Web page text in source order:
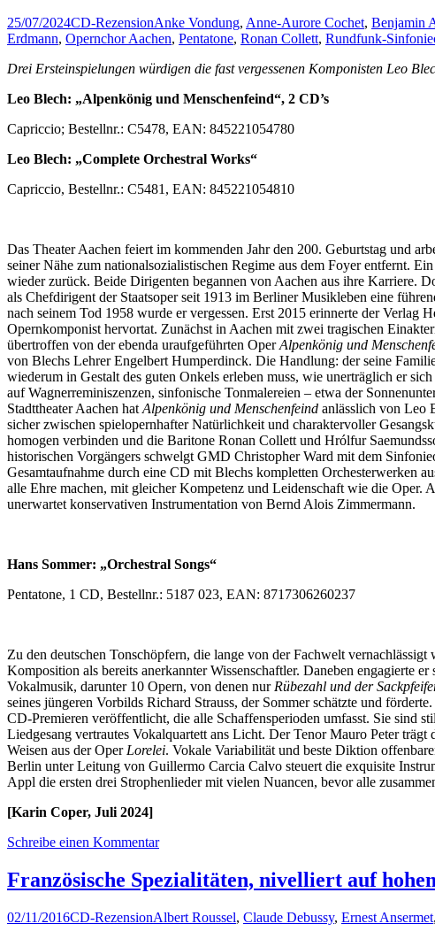
25/07/2024CD-RezensionAnke Vondung, Anne-Aurore Cochet, Benjamin
Erdmann, Opernchor Aachen, Pentatone, Ronan Collett, Rundfunk-
Drei Ersteinspielungen würdigen die fast vergessenen Komponisten Leo
Leo Blech: „Alpenkönig und Menschenfeind“, 2 CD’s
Capriccio; Bestellnr.: C5478, EAN: 845221054780
Leo Blech: „Complete Orchestral Works“
Capriccio, Bestellnr.: C5481, EAN: 845221054810
Das Theater Aachen feiert im kommenden Jahr den 200. Geburtstag und
seiner Nähe zum nationalsozialistischen Regime aus dem Foyer entfernt.
wieder zurück. Beide Dirigenten begannen von Aachen aus ihre Karriere.
als Chefdirigent der Staatsoper seit 1913 im Berliner Musikleben eine
nach seinem Tod 1958 wurde er vergessen. Erst 2015 erinnerte der Verlag
Opernkomponist hervortat. Zunächst in Aachen mit zwei tragischen
übertroffen von der ebenda uraufgeführten OperAlpenkönig und
von Blechs Lehrer Engelbert Humperdinck. Die Handlung: der seine
wiederum in Gestalt des guten Onkels erleben muss, wie unerträglich er
auf Wagnerreminiszenzen, sinfonische Tonmalereien – etwa der
Stadttheater Aachen hat Alpenkönig und Menschenfeind anlässlich von Leo
sicher zwischen spielopernhafter Natürlichkeit und charaktervoller
homogen verbinden und die Baritone Ronan Collett und Hrólfur
historischen Vorgängers schwelgt GMD Christopher Ward mit dem
Gesamtaufnahme durch eine CD mit Blechs kompletten Orchesterwerken
alle Ehre machen, mit gleicher Kompetenz und Leidenschaft wie die Oper.
unerwartet konservativen Instrumentation von Bernd Alois Zimmermann.
Hans Sommer: „Orchestral Songs“
Pentatone, 1 CD, Bestellnr.: 5187 023, EAN: 8717306260237
Zu den deutschen Tonschöpfern, die lange von der Fachwelt
Komposition als bereits anerkannter Wissenschaftler. Daneben engagierte
Vokalmusik, darunter 10 Opern, von denen nur Rübezahl und der
seines jüngeren Vorbilds Richard Strauss, der Sommer schätzte und
CD-Premieren veröffentlicht, die alle Schaffensperioden umfasst. Sie sind
Liedgesang vertrautes Vokalquartett ans Licht. Der Tenor Mauro Peter trägt
Weisen aus der Oper Lorelei. Vokale Variabilität und beste Diktion
Berlin unter Leitung von Guillermo Carcia Calvo steuert die exquisite
Appl die ersten drei Strophenlieder mit vielen Nuancen, bevor alle
[Karin Coper, Juli 2024]
Schreibe einen Kommentar
Französische Spezialitäten, nivelliert auf
02/11/2016CD-RezensionAlbert Roussel, Claude Debussy, Ernest Ansermet,